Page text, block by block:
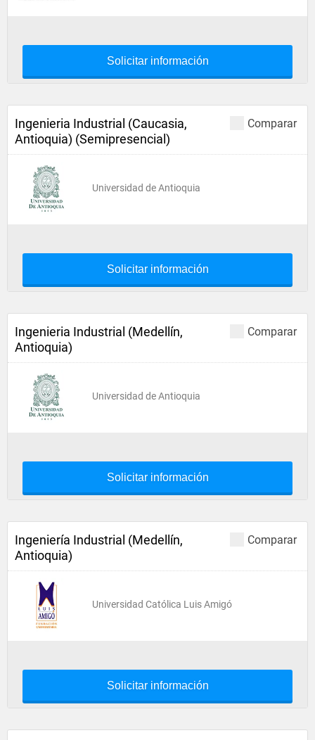
Solicitar información
Comparar
Ingenieria Industrial (Caucasia,
Antioquia) (Semipresencial)
Universidad de Antioquia
Solicitar información
Comparar
Ingenieria Industrial (Medellín,
Antioquia)
Universidad de Antioquia
Solicitar información
Comparar
Ingeniería Industrial (Medellín,
Antioquia)
Universidad Católica Luis Amigó
Solicitar información